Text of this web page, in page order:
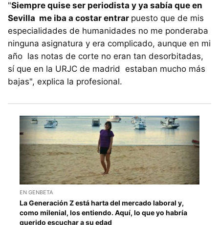
"Siempre quise ser periodista y ya sabía que en
Sevilla me iba a costar entrar puesto que de mis
especialidades de humanidades no me ponderaba
ninguna asignatura y era complicado, aunque en mi
año las notas de corte no eran tan desorbitadas,
sí que en la URJC de madrid estaban mucho más
bajas", explica la profesional.
EN GENBETA
La Generación Z está harta del mercado laboral y,
como milenial, los entiendo. Aquí, lo que yo habría
querido escuchar a su edad